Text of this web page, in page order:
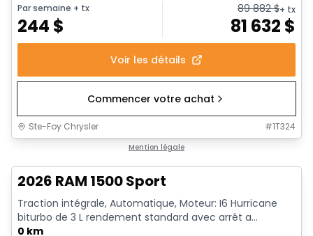
Par semaine + tx
244 $
89 882$+ tx
81 632 $
Voir les détails
Commencer votre achat
Ste-Foy Chrysler #1T324
Mention légale
2026 RAM 1500 Sport
Traction intégrale, Automatique, Moteur: I6 Hurricane
biturbo de 3 L rendement standard avec arrêt a...
0 km